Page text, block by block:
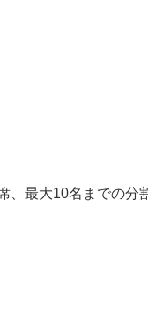
最大10名までの分